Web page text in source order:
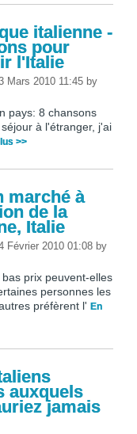
italienne -
pour
l'Italie
Mars 2010 11:45 by
pays: 8 chansons
à l'étranger, j'ai
>>
marché à
de la
Italie
Février 2010 01:08 by
prix peuvent-elles
personnes les
préfèrent l' En
auxquels
jamais